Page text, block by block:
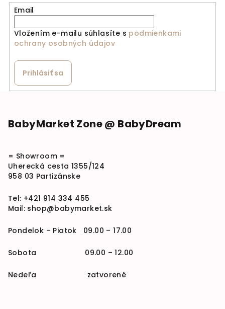
Email
Vložením e-mailu súhlasíte s podmienkami
ochrany osobných údajov
Prihlásiť sa
BabyMarket Zone @ BabyDream
= Showroom =
Uherecká cesta 1355/124
958 03 Partizánske
Tel: +421 914 334 455
Mail: shop@babymarket.sk
Pondelok – Piatok 09.00 – 17.00
Sobota 09.00 – 12.00
Nedeľa zatvorené